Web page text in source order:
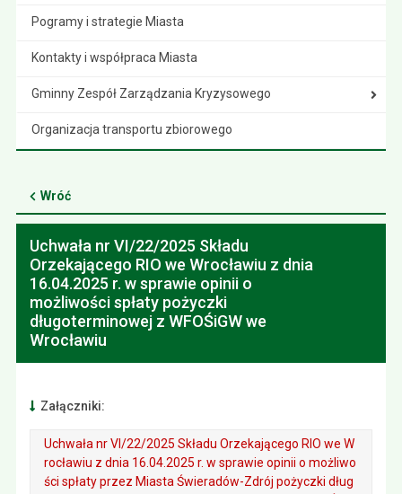
Pogramy i strategie Miasta
Kontakty i współpraca Miasta
Gminny Zespół Zarządzania Kryzysowego
Organizacja transportu zbiorowego
Wróć
Uchwała nr VI/22/2025 Składu
Orzekającego RIO we Wrocławiu z dnia
16.04.2025 r. w sprawie opinii o
możliwości spłaty pożyczki
długoterminowej z WFOŚiGW we
Wrocławiu
Załączniki:
Uchwała nr VI/22/2025 Składu Orzekającego RIO we W
rocławiu z dnia 16.04.2025 r. w sprawie opinii o możliwo
ści spłaty przez Miasta Świeradów-Zdrój pożyczki dług